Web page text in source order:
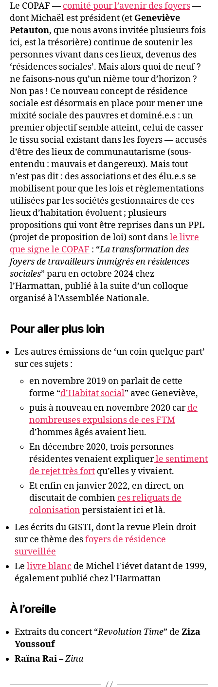
Le COPAF — comité pour l’avenir des foyers—
dont Michaël est président (et Geneviève
Petauton, que nous avons invitée plusieurs fois
ici, est la trésorière) continue de soutenir les
personnes vivant dans ces lieux, devenus des
‘résidences sociales’. Mais alors quoi de neuf ?
ne faisons-nous qu’un nième tour d’horizon ?
Non pas ! Ce nouveau concept de résidence
sociale est désormais en place pour mener une
mixité sociale des pauvres et dominé.e.s : un
premier objectif semble atteint, celui de casser
le tissu social existant dans les foyers — accusés
d’être des lieux de communautarisme (sous-
entendu : mauvais et dangereux). Mais tout
n’est pas dit : des associations et des élu.e.s se
mobilisent pour que les lois et règlementations
utilisées par les sociétés gestionnaires de ces
lieux d’habitation évoluent ; plusieurs
propositions qui vont être reprises dans un PPL
(projet de proposition de loi) sont dansle livre
que signe le COPAF : “La transformation des
foyers de travailleurs immigrés en résidences
sociales” paru en octobre 2024 chez
l’Harmattan, publié à la suite d’un colloque
organisé à l’Assemblée Nationale.
Pour aller plus loin
Les autres émissions de ‘un coin quelque part’
sur ces sujets :
en novembre 2019 on parlait de cette
forme “d’Habitat social” avec Geneviève,
puis à nouveau en novembre 2020 carde
nombreuses expulsions de ces FTM
d’hommes âgés avaient lieu.
En décembre 2020, trois personnes
résidentes venaient expliquerle sentiment
de rejet très fort qu’elles y vivaient.
Et enfin en janvier 2022, en direct, on
discutait de combien ces reliquats de
colonisation persistaient ici et là.
Les écrits du GISTI, dont la revue Plein droit
sur ce thème desfoyers de résidence
surveillée
Le livre blanc de Michel Fiévet datant de 1999,
également publié chez l’Harmattan
À l’oreille
Extraits du concert “Revolution Time” de Ziza
Youssouf
Raïna Rai–Zina